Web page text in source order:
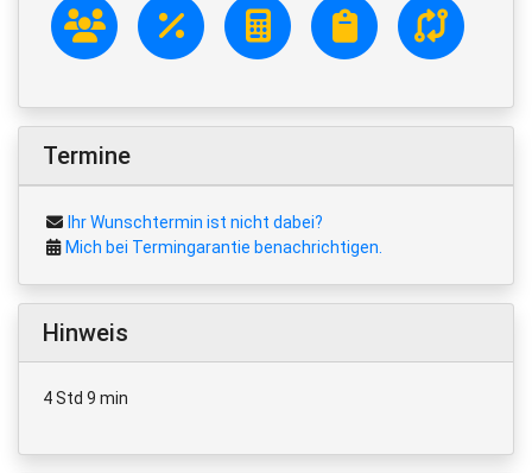
Termine
Ihr Wunschtermin ist nicht dabei?
Mich bei Termingarantie benachrichtigen.
Hinweis
4 Std 9 min